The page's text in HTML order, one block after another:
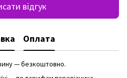
відгук
Оплата
— безкоштовно.